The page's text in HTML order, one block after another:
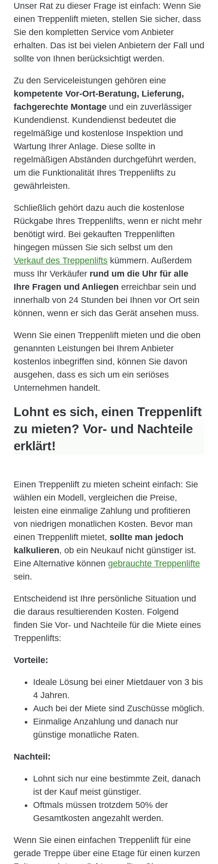
Unser Rat zu dieser Frage ist einfach: Wenn Sie
einen Treppenlift mieten, stellen Sie sicher, dass
Sie den kompletten Service vom Anbieter
erhalten. Das ist bei vielen Anbietern der Fall und
sollte von Ihnen berücksichtigt werden.
Zu den Serviceleistungen gehören eine
kompetente Vor-Ort-Beratung, Lieferung,
fachgerechte Montage und ein zuverlässiger
Kundendienst. Kundendienst bedeutet die
regelmäßige und kostenlose Inspektion und
Wartung Ihrer Anlage. Diese sollte in
regelmäßigen Abständen durchgeführt werden,
um die Funktionalität Ihres Treppenlifts zu
gewährleisten.
Schließlich gehört dazu auch die kostenlose
Rückgabe Ihres Treppenlifts, wenn er nicht mehr
benötigt wird. Bei gekauften Treppenliften
hingegen müssen Sie sich selbst um den
Verkauf des Treppenlifts kümmern. Außerdem
muss Ihr Verkäufer rund um die Uhr für alle
Ihre Fragen und Anliegen erreichbar sein und
innerhalb von 24 Stunden bei Ihnen vor Ort sein
können, wenn er sich das Gerät ansehen muss.
Wenn Sie einen Treppenlift mieten und die oben
genannten Leistungen bei Ihrem Anbieter
kostenlos inbegriffen sind, können Sie davon
ausgehen, dass es sich um ein seriöses
Unternehmen handelt.
Lohnt es sich, einen Treppenlift
zu mieten? Vor- und Nachteile
erklärt!
Einen Treppenlift zu mieten scheint einfach: Sie
wählen ein Modell, vergleichen die Preise,
leisten eine einmalige Zahlung und profitieren
von niedrigen monatlichen Kosten. Bevor man
einen Treppenlift mietet, sollte man jedoch
kalkulieren, ob ein Neukauf nicht günstiger ist.
Eine Alternative können gebrauchte Treppenlifte
sein.
Entscheidend ist Ihre persönliche Situation und
die daraus resultierenden Kosten. Folgend
finden Sie Vor- und Nachteile für die Miete eines
Treppenlifts:
Vorteile:
Ideale Lösung bei einer Mietdauer von 3 bis
4 Jahren.
Auch bei der Miete sind Zuschüsse möglich.
Einmalige Anzahlung und danach nur
günstige monatliche Raten.
Nachteil:
Lohnt sich nur eine bestimmte Zeit, danach
ist der Kauf meist günstiger.
Oftmals müssen trotzdem 50% der
Gesamtkosten angezahlt werden.
Wenn Sie einen einfachen Treppenlift für eine
gerade Treppe über eine Etage für einen kurzen